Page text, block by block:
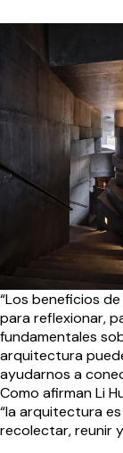
“Los beneficios
para reflexionar,
fundamentales
arquitectura
ayudarnos a
Como afirman Li
“la arquitectura
recolectar, reunir